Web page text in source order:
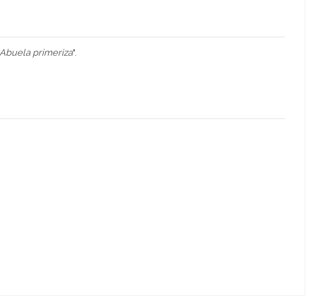
primeriza".